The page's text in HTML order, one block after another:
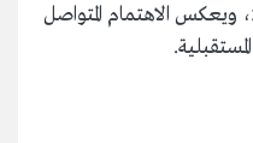
مع مستهدفات رؤية عُمان 2040، ويعكس الاهتمام المتواصل